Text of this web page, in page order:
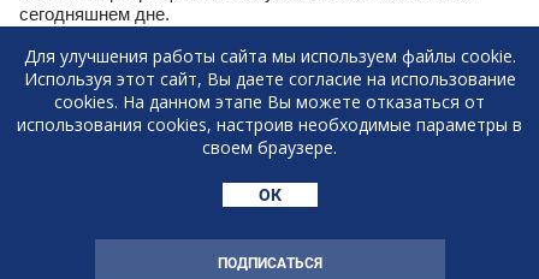
сегодняшнем дне.
РАССЫЛКА ВЫГОДНЫХ ПРЕДЛОЖЕНИЙ
В TELEGRAM
ПОДПИСАТЬСЯ
Для улучшения работы сайта мы используем файлы cookie.
Используя этот сайт, Вы даете согласие на использование
cookies. На данном этапе Вы можете отказаться от
использования cookies, настроив необходимые параметры в
своем браузере.
ОК